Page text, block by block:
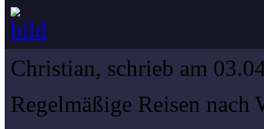
Christian, schrieb am
Regelmäßige Reisen nach